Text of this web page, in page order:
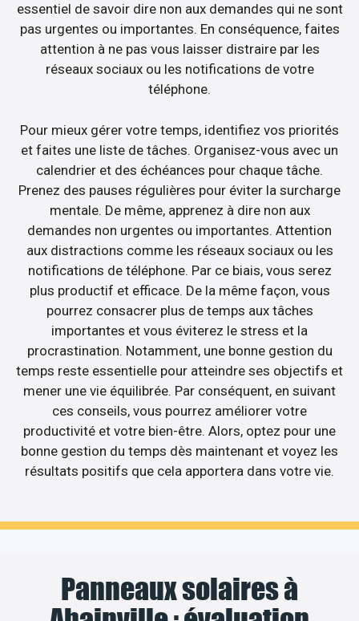
essentiel de savoir dire non aux demandes qui ne sont
pas urgentes ou importantes. En conséquence, faites
attention à ne pas vous laisser distraire par les
réseaux sociaux ou les notifications de votre
téléphone.
Pour mieux gérer votre temps, identifiez vos priorités
et faites une liste de tâches. Organisez-vous avec un
calendrier et des échéances pour chaque tâche.
Prenez des pauses régulières pour éviter la surcharge
mentale. De même, apprenez à dire non aux
demandes non urgentes ou importantes. Attention
aux distractions comme les réseaux sociaux ou les
notifications de téléphone. Par ce biais, vous serez
plus productif et efficace. De la même façon, vous
pourrez consacrer plus de temps aux tâches
importantes et vous éviterez le stress et la
procrastination. Notamment, une bonne gestion du
temps reste essentielle pour atteindre ses objectifs et
mener une vie équilibrée. Par conséquent, en suivant
ces conseils, vous pourrez améliorer votre
productivité et votre bien-être. Alors, optez pour une
bonne gestion du temps dès maintenant et voyez les
résultats positifs que cela apportera dans votre vie.
Panneaux solaires à